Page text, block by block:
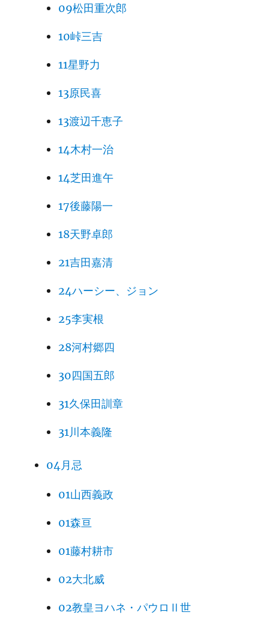
09松田重次郎
10峠三吉
11星野力
13原民喜
13渡辺千恵子
14木村一治
14芝田進午
17後藤陽一
18天野卓郎
21吉田嘉清
24ハーシー、ジョン
25李実根
28河村郷四
30四国五郎
31久保田訓章
31川本義隆
04月忌
01山西義政
01森亘
01藤村耕市
02大北威
02教皇ヨハネ・パウロⅡ世